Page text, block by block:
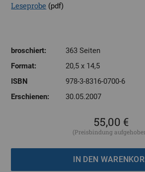
Leseprobe (pdf)
broschiert:
363 Seiten
Format:
20,5 x 14,5
ISBN
978-3-8316-0700-6
Erschienen:
30.05.2007
55,00 €
(Preisbindung